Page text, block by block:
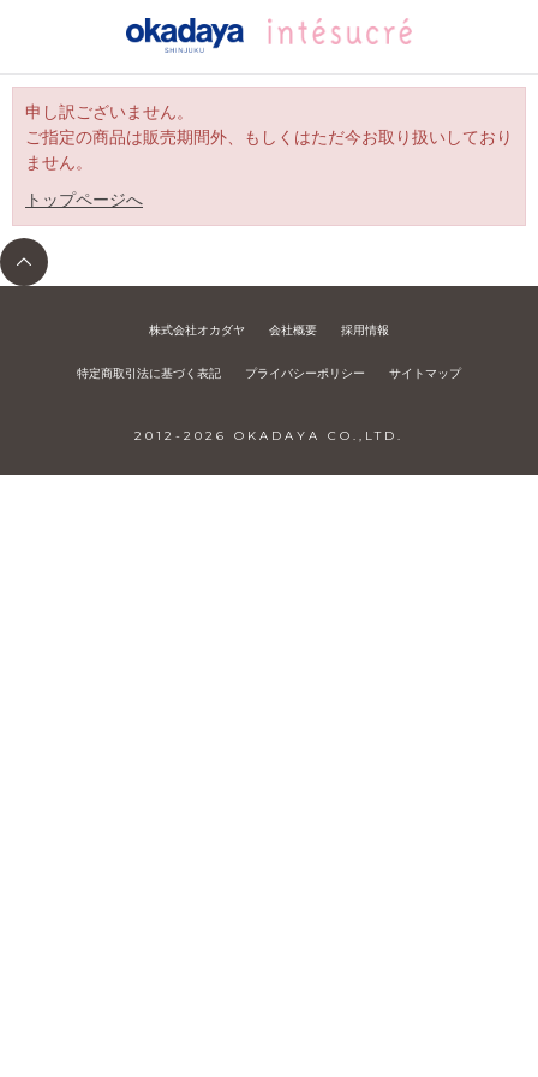
申し訳ございません。
ご指定の商品は販売期間外、もしくはただ今お取り扱いしており
ません。
トップページへ
株式会社オカダヤ 会社概要 採用情報
特定商取引法に基づく表記 プライバシーポリシー サイトマップ
2012- 2026 OKADAYA CO.,LTD.